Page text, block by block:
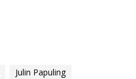
Julin Papuling